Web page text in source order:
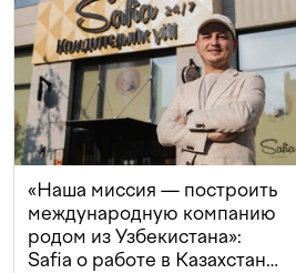
«Наша миссия — построить
международную компанию
родом из Узбекистана»:
Safia о работе в Казахстане,